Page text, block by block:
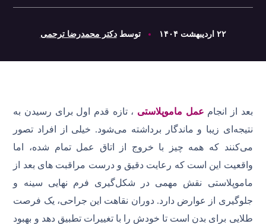
۲۲ اردیبهشت ۱۴۰۴ توسطدکتر محمدرضا ترحمی
بعد از انجام عمل ماموپلاستی ، تازه قدم اول برای رسیدن به
نتیجه‌ای زیبا و ماندگار برداشته می‌شود. خیلی از افراد تصور
می‌کنند که همه چیز با خروج از اتاق عمل تمام شده، اما
واقعیت این است که رعایت دقیق و درست مراقبت های بعد از
ماموپلاستی نقش مهمی در شکل‌گیری فرم نهایی سینه‌ و
جلوگیری از عوارض دارد. دوران نقاهت این جراحی، یک فرصت
طلایی برای بدن است تا خودش را با تغییرات تطبیق دهد و بهبود